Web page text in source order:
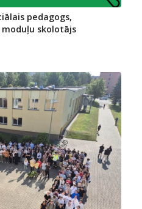
pedagogs,
skolotājs